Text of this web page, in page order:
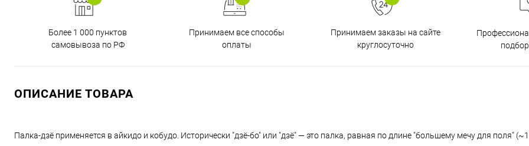
Более 1 000 пунктов
самовывоза по РФ
Принимаем все способы
оплаты
Принимаем заказы на сайте
круглосуточно
ОПИСАНИЕ ТОВАРА
Палка-дзё применяется в айкидо и кобудо. Исторически "дзё-бо" или "дзё" — это палка, равная по длине "большему мечу для поля"